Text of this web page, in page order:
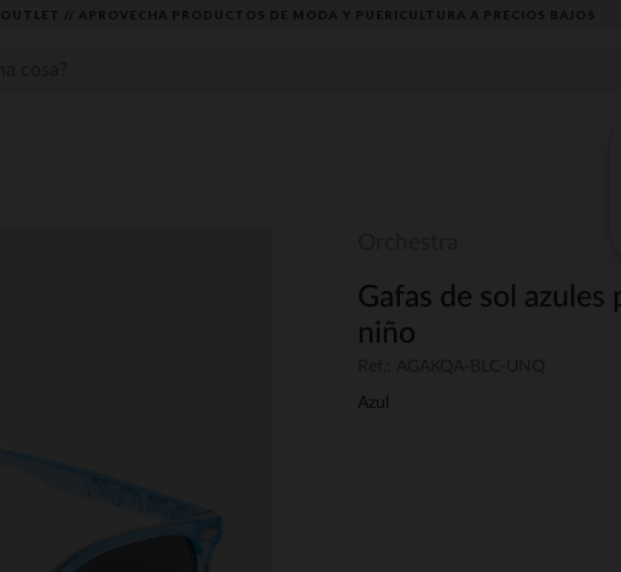
OUTLET // APROVECHA PRODUCTOS DE MODA Y PUERICULTURA A PRECIOS BAJOS
Gafas de sol
niño
Azul